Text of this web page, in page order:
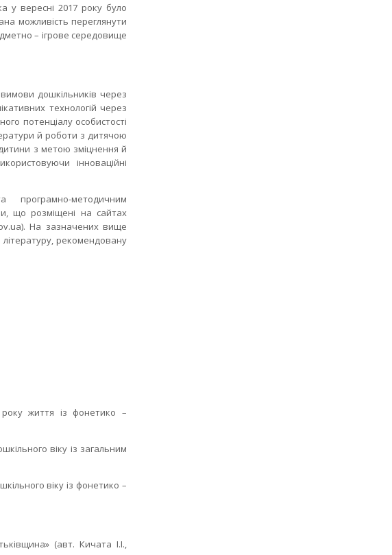
у вересні 2017 року було
можливість переглянути
– ігрове середовище
дошкільників через
технологій через
потенціалу особистості
й роботи з дитячою
з метою зміцнення й
інноваційні
програмно-методичним
що розміщені на сайтах
На зазначених вище
рекомендовану
життя із фонетико –
віку із загальним
віку із фонетико –
(авт. Кичата І.І.,